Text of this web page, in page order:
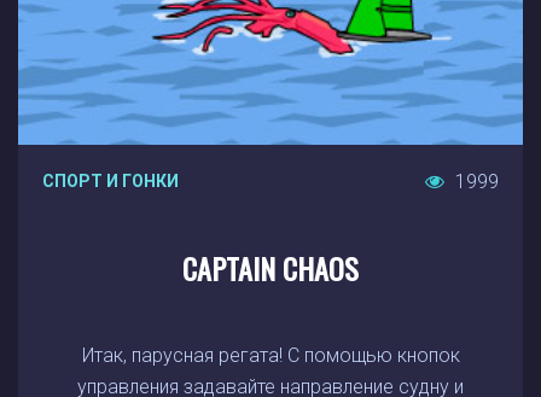
СПОРТ И ГОНКИ 1999
CAPTAIN CHAOS
Итак, парусная регата! С помощью кнопок
управления задавайте направление судну и